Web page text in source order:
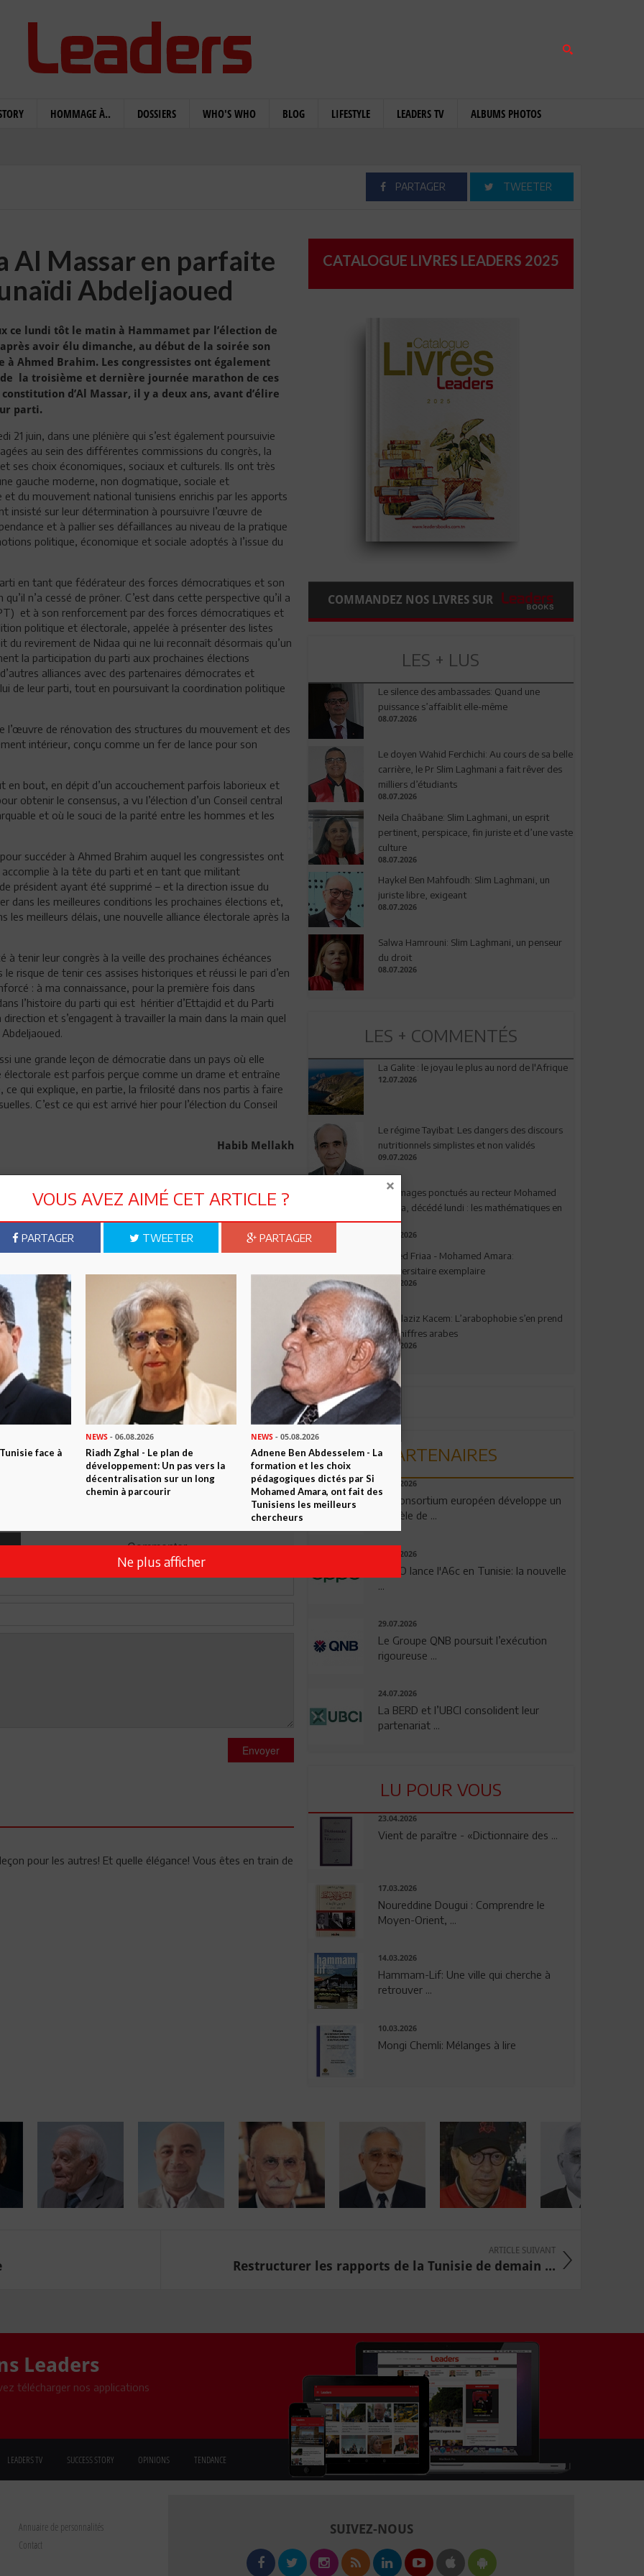
HOMMAGE À.. DOSSIERS WHO'S WHO BLOG LIFESTYLE LEADERS TV ALBUMS PHOTOS
PARTAGER TWEETER
Al Massar en parfaite
Abdeljaoued
ce lundi tôt le matin à Hammamet par l’élection de
avoir élu dimanche, au début de la soirée son
à Ahmed Brahim. Les congressistes ont également
la troisième et dernière journée marathon de ces
d’Al Massar, il y a deux ans, avant d’élire
parti.
juin, dans une plénière qui s’est également poursuivie
au sein des différentes commissions du congrès, la
ses choix économiques, sociaux et culturels. Ils ont très
gauche moderne, non dogmatique, sociale et
du mouvement national tunisiens enrichis par les apports
insisté sur leur détermination à poursuivre l’œuvre de
et à pallier ses défaillances au niveau de la pratique
politique, économique et sociale adoptés à l’issue du
en tant que fédérateur des forces démocratiques et son
n’a cessé de prôner. C’est dans cette perspective qu’il a
et à son renforcement par des forces démocratiques et
politique et électorale, appelée à présenter des listes
du revirement de Nidaa qui ne lui reconnaît désormais qu’un
la participation du parti aux prochaines élections
alliances avec des partenaires démocrates et
de leur parti, tout en poursuivant la coordination politique
l’œuvre de rénovation des structures du mouvement et des
intérieur, conçu comme un fer de lance pour son
en bout, en dépit d’un accouchement parfois laborieux et
obtenir le consensus, a vu l’élection d’un Conseil central
et où le souci de la parité entre les hommes et les
succéder à Ahmed Brahim auquel les congressistes ont
à la tête du parti et en tant que militant
président ayant été supprimé – et la direction issue du
dans les meilleures conditions les prochaines élections et,
meilleurs délais, une nouvelle alliance électorale après la
tenir leur congrès à la veille des prochaines échéances
risque de tenir ces assises historiques et réussi le pari d’en
: à ma connaissance, pour la première fois dans
l’histoire du parti qui est héritier d’Ettajdid et du Parti
et s’engagent à travailler la main dans la main quel
une grande leçon de démocratie dans un pays où elle
est parfois perçue comme un drame et entraîne
qui explique, en partie, la frilosité dans nos partis à faire
C’est ce qui est arrivé hier pour l’élection du Conseil
Habib Mellakh
la Révolution ?
ami Imprimer
PARTAGEZ-LE AVEC VOS AMIS !
TWEETER ABONNEZ-VOUS
CET ARTICLE
Commentaire
Commenter
Envoyer
pour les autres! Et quelle élégance! Vous êtes en train de
CATALOGUE LIVRES LEADERS 2025
COMMANDEZ NOS LIVRES SUR
LES + LUS
Le silence des ambassades: Quand une
puissance s’affaiblit elle-même
08.07.2026
Le doyen Wahid Ferchichi: Au cours de sa belle
carrière, le Pr Slim Laghmani a fait rêver des
milliers d’étudiants
08.07.2026
Neila Chaâbane: Slim Laghmani, un esprit
pertinent, perspicace, fin juriste et d’une vaste
culture
08.07.2026
Haykel Ben Mahfoudh: Slim Laghmani, un
juriste libre, exigeant
08.07.2026
Salwa Hamrouni: Slim Laghmani, un penseur
du droit
08.07.2026
LES + COMMENTÉS
La Galite : le joyau le plus au nord de l'Afrique
12.07.2026
Le régime Tayibat: Les dangers des discours
nutritionnels simplistes et non validés
09.07.2026
Hommages ponctués au recteur Mohamed
Amara, décédé lundi : les mathématiques en
deuil
03.08.2026
Ahmed Friaa - Mohamed Amara:
l’Universitaire exemplaire
04.08.2026
Abdelaziz Kacem: L’arabophobie s’en prend
aux chiffres arabes
09.07.2026
PARTENAIRES
06.08.2026
Un consortium européen développe un
modèle de ...
04.08.2026
OPPO lance l'A6c en Tunisie: la nouvelle
...
29.07.2026
Le Groupe QNB poursuit l’exécution
rigoureuse ...
24.07.2026
La BERD et l’UBCI consolident leur
partenariat ...
LU POUR VOUS
23.04.2026
Vient de paraître - «Dictionnaire des ...
17.03.2026
Noureddine Dougui : Comprendre le
Moyen-Orient, ...
14.03.2026
Hammam-Lif: Une ville qui cherche à
retrouver ...
10.03.2026
Mongi Chemli: Mélanges à lire
ARTICLE SUIVANT
Restructurer les rapports de la Tunisie de demain ...
Leaders
télécharger nos applications
LEADERS TV SUCCESS STORY OPINIONS TENDANCE
Annuaire de personnalités
Contact
SUIVEZ-NOUS
VOUS AVEZ AIMÉ CET ARTICLE ?
PARTAGER TWEETER PARTAGER
face à
NEWS - 06.08.2026
Riadh Zghal - Le plan de
développement: Un pas vers la
décentralisation sur un long
chemin à parcourir
NEWS- 05.08.2026
Adnene Ben Abdesselem - La
formation et les choix
pédagogiques dictés par Si
Mohamed Amara, ont fait des
Tunisiens les meilleurs
chercheurs
Ne plus afficher